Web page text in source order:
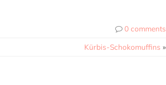
0 comments
Kürbis-Schokomuffins »